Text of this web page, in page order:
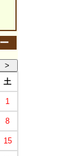
>
土
1
8
15